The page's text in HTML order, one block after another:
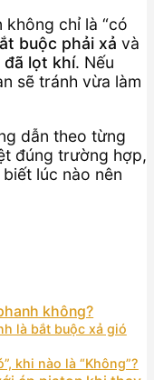
chỉ là “có
buộc phải xả và
đã lọt khí. Nếu
sẽ tránh vừa làm
dẫn theo từng
đúng trường hợp,
lúc nào nên
không?
là bắt buộc xả gió
khi nào là “Không”?